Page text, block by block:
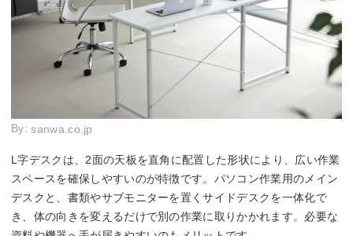
By:sanwa.co.jp
L字デスクは、2面の天板を直角に配置した形状により、広い作業
スペースを確保しやすいのが特徴です。パソコン作業用のメイン
デスクと、書類やサブモニターを置くサイドデスクを一体化で
き、体の向きを変えるだけで別の作業に取りかかれます。必要な